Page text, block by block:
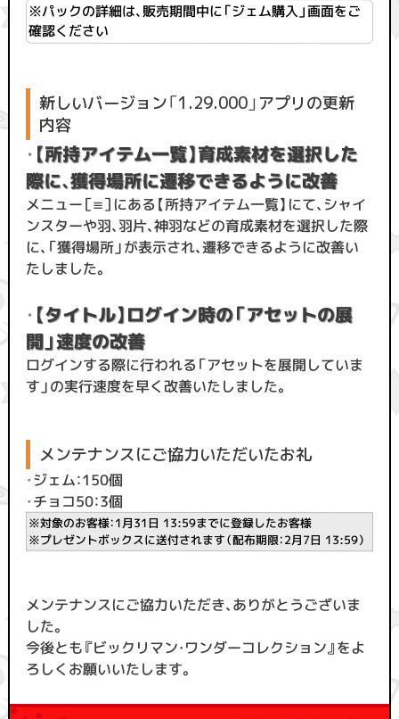
※パックの詳細は、販売期間中に「ジェム購入」画面をご
確認ください
新しいバージョン「1.29.000」アプリの更新
内容
・ 【所持アイテム一覧】育成素材を選択した
際に、獲得場所に遷移できるように改善
メニュー［≡］にある【所持アイテム一覧】にて、シャイ
ンスターや羽、羽片、神羽などの育成素材を選択した際
に、「獲得場所」が表示され、遷移できるように改善い
たしました。
・ 【タイトル】ログイン時の「アセットの展
開」速度の改善
ログインする際に行われる「アセットを展開していま
す」の実行速度を早く改善いたしました。
メンテナンスにご協力いただいたお礼
・ ジェム：150個
・チョコ50：3個
※対象のお客様：1月31日 13:59までに登録したお客様
※プレゼントボックスに送付されます（配布期限：2月7日 13:59）
メンテナンスにご協力いただき、ありがとうございま
した。
今後とも『ビックリマン・ワンダーコレクション』をよ
ろしくお願いいたします。